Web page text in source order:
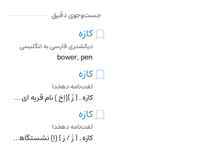
جست‌وجوی دقیق
کازه
دیکشنری فارسی به انگلیسی
bower, pen
کازه
لغت‌نامه دهخدا
کازه . [ زَ ](اِخ ) نام قریه ای به مرو و نسبت بدان در عربی کازقی باشد. و رجوع به کازقی شود : مقنع مردی بود از اهل روستای مرو از دیهی که آن را کازه خوانند ونام ا
کازه
لغت‌نامه دهخدا
کازه . [ زَ / زِ ] (اِ) نشستگاهی که پالیزبانان از چوب و گیاه سازند جهت آنکه به وقت باران در آنجا نشینند. (صحاح الفرس ). خانه ٔ خرگاهی که از چوب و نی و علف سازند